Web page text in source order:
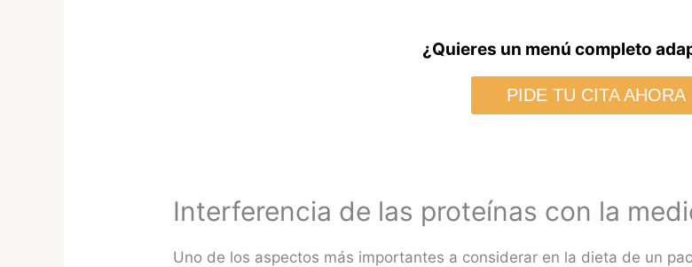
¿Quieres un menú completo
PIDE TU CITA AHORA
Interferencia de las proteínas con la
Uno de los aspectos más importantes a considerar en la dieta de un